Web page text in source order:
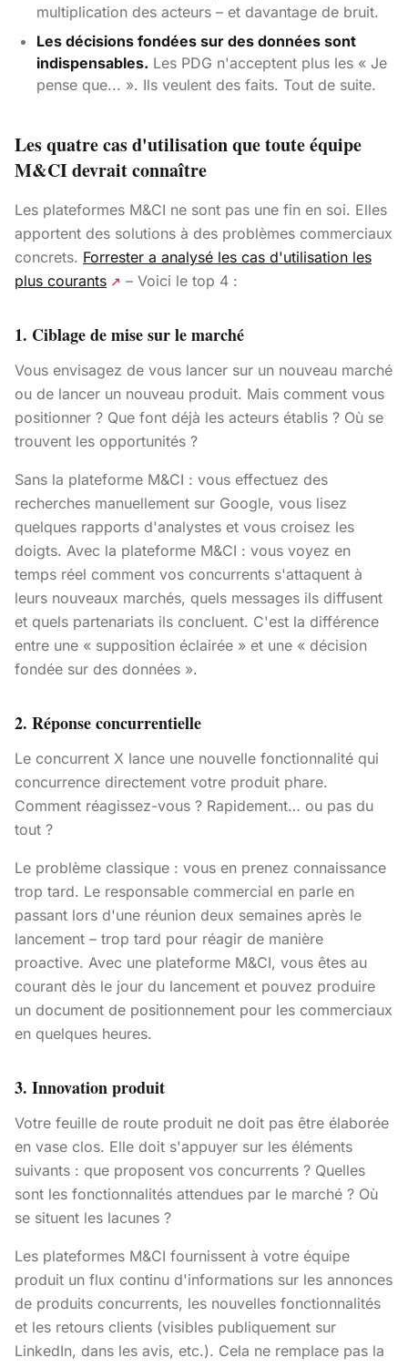
multiplication des acteurs – et davantage de bruit.
Les décisions fondées sur des données sont
indispensables. Les PDG n'acceptent plus les « Je
pense que... ». Ils veulent des faits. Tout de suite.
Les quatre cas d'utilisation que toute équipe
M&CI devrait connaître
Les plateformes M&CI ne sont pas une fin en soi. Elles
apportent des solutions à des problèmes commerciaux
concrets. Forrester a analysé les cas d'utilisation les
plus courants ↗ – Voici le top 4 :
1. Ciblage de mise sur le marché
Vous envisagez de vous lancer sur un nouveau marché
ou de lancer un nouveau produit. Mais comment vous
positionner ? Que font déjà les acteurs établis ? Où se
trouvent les opportunités ?
Sans la plateforme M&CI : vous effectuez des
recherches manuellement sur Google, vous lisez
quelques rapports d'analystes et vous croisez les
doigts. Avec la plateforme M&CI : vous voyez en
temps réel comment vos concurrents s'attaquent à
leurs nouveaux marchés, quels messages ils diffusent
et quels partenariats ils concluent. C'est la différence
entre une « supposition éclairée » et une « décision
fondée sur des données ».
2. Réponse concurrentielle
Le concurrent X lance une nouvelle fonctionnalité qui
concurrence directement votre produit phare.
Comment réagissez-vous ? Rapidement… ou pas du
tout ?
Le problème classique : vous en prenez connaissance
trop tard. Le responsable commercial en parle en
passant lors d'une réunion deux semaines après le
lancement – trop tard pour réagir de manière
proactive. Avec une plateforme M&CI, vous êtes au
courant dès le jour du lancement et pouvez produire
un document de positionnement pour les commerciaux
en quelques heures.
3. Innovation produit
Votre feuille de route produit ne doit pas être élaborée
en vase clos. Elle doit s'appuyer sur les éléments
suivants : que proposent vos concurrents ? Quelles
sont les fonctionnalités attendues par le marché ? Où
se situent les lacunes ?
Les plateformes M&CI fournissent à votre équipe
produit un flux continu d'informations sur les annonces
de produits concurrents, les nouvelles fonctionnalités
et les retours clients (visibles publiquement sur
LinkedIn, dans les avis, etc.). Cela ne remplace pas la